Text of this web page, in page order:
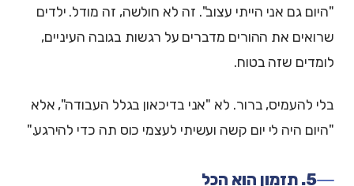
"היום גם אני הייתי עצוב". זה לא חולשה, זה מודל. ילדים
שרואים את ההורים מדברים על רגשות בגובה העיניים,
לומדים שזה בטוח.
בלי להעמיס, ברור. לא "אני בדיכאון בגלל העבודה", אלא
"היום היה לי יום קשה ועשיתי לעצמי כוס תה כדי להירגע."
5. תזמון הוא הכל